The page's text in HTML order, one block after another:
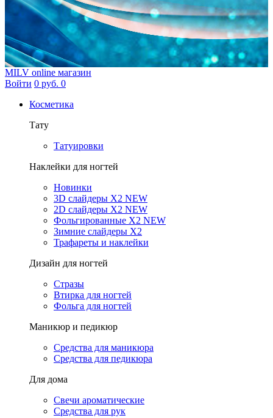
MILV online магазин
Войти 0 руб. 0
Косметика
Тату
Татуировки
Наклейки для ногтей
Новинки
3D слайдеры X2 NEW
2D слайдеры X2 NEW
Фольгированные X2 NEW
Зимние слайдеры Х2
Трафареты и наклейки
Дизайн для ногтей
Стразы
Втирка для ногтей
Фольга для ногтей
Маникюр и педикюр
Средства для маникюра
Средства для педикюра
Для дома
Свечи ароматические
Средства для рук